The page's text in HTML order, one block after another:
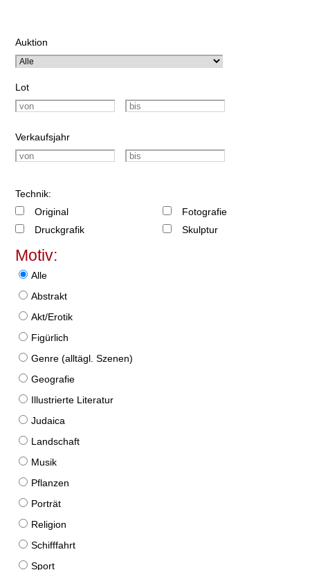
Auktion
Lot
Verkaufsjahr
Technik:
Original
Druckgrafik
Fotografie
Skulptur
Motiv:
Alle
Abstrakt
Akt/Erotik
Figürlich
Genre (alltägl. Szenen)
Geografie
Illustrierte Literatur
Judaica
Landschaft
Musik
Pflanzen
Porträt
Religion
Schifffahrt
Sport